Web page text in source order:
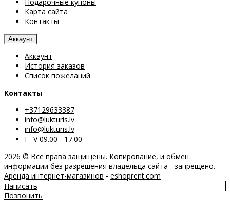
Карта сайта
Контакты
Аккаунт
Аккаунт
История заказов
Список пожеланий
Контакты
+37129633387
info@lukturis.lv
info@lukturis.lv
I - V 09.00 - 17.00
2026 © Все права защищены. Копирование, и обмен
информации без разрешения владельца сайта - запрещено.
Аренда интернет-магазинов - eshoprent.com
Написать
Позвонить